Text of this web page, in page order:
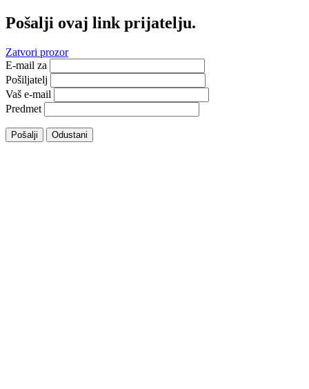
Pošalji ovaj link prijatelju.
Zatvori prozor
E-mail za
Pošiljatelj
Vaš e-mail
Predmet
Pošalji Odustani